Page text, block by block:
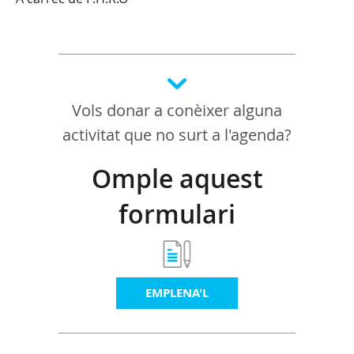
Vols donar a conèixer alguna
activitat que no surt a l'agenda?
Omple aquest
formulari
EMPLENA'L